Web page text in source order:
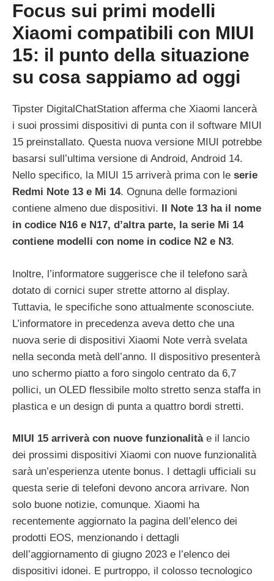
Focus sui primi modelli
Xiaomi compatibili con MIUI
15: il punto della situazione
su cosa sappiamo ad oggi
Tipster DigitalChatStation afferma che Xiaomi lancerà
i suoi prossimi dispositivi di punta con il software MIUI
15 preinstallato. Questa nuova versione MIUI potrebbe
basarsi sull’ultima versione di Android, Android 14.
Nello specifico, la MIUI 15 arriverà prima con le serie
Redmi Note 13 e Mi 14. Ognuna delle formazioni
contiene almeno due dispositivi.
Il Note 13 ha il nome
in codice N16 e N17, d’altra parte, la serie Mi 14
contiene modelli con nome in codice N2 e N3.
Inoltre, l’informatore suggerisce che il telefono sarà
dotato di cornici super strette attorno al display.
Tuttavia, le specifiche sono attualmente sconosciute.
L’informatore in precedenza aveva detto che una
nuova serie di dispositivi Xiaomi Note verrà svelata
nella seconda metà dell’anno. Il dispositivo presenterà
uno schermo piatto a foro singolo centrato da 6,7 ​​
pollici, un OLED flessibile molto stretto senza staffa in
plastica e un design di punta a quattro bordi stretti.
MIUI 15 arriverà con nuove funzionalitàe il lancio
dei prossimi dispositivi Xiaomi con nuove funzionalità
sarà un’esperienza utente bonus. I dettagli ufficiali su
questa serie di telefoni devono ancora arrivare. Non
solo buone notizie, comunque. Xiaomi ha
recentemente aggiornato la pagina dell’elenco dei
prodotti EOS, menzionando i dettagli
dell’aggiornamento di giugno 2023 e l’elenco dei
dispositivi idonei. E purtroppo, il colosso tecnologico